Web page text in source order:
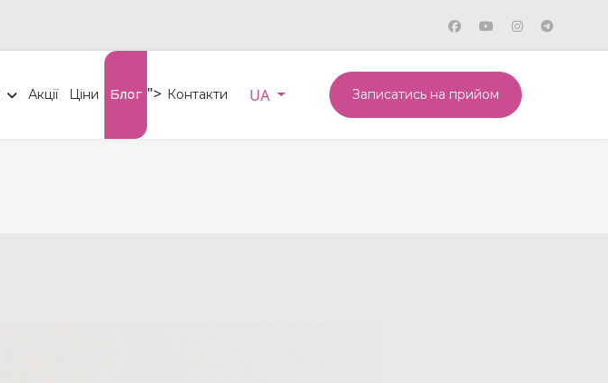
Акції Ціни Блог "> Контакти Оберіть свою мову
UA Записатись на прийом